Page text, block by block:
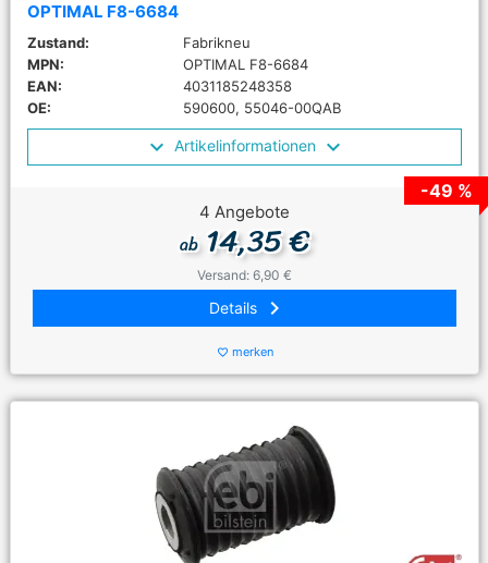
OPTIMAL F8-6684
Zustand:
Fabrikneu
MPN:
OPTIMAL F8-6684
EAN:
4031185248358
OE:
590600, 55046-00QAB
Artikelinformationen
-49 %
4 Angebote
ab14,35 €
Versand: 6,90 €
Details keyboard_arrow_right
favorite_border merken